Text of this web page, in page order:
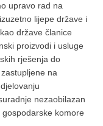
upravo rad na
lijepe države i
države članice
proizvodi i usluge
rješenja do
na
nezaobilazan
komore